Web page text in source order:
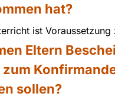
hat?
ist
Eltern
zum
sollen?